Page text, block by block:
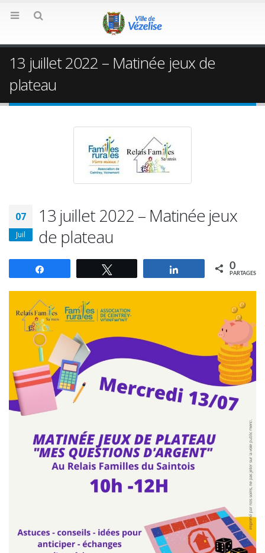
13 juillet 2022 – Matinée jeux de
plateau
07
Juil
13 juillet 2022 – Matinée jeux
de plateau
Partagez 0
PARTAGES